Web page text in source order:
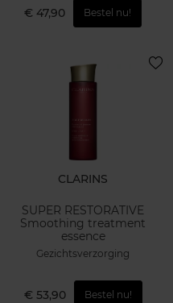
€ 47,90 Bestel nu!
CLARINS
SUPER RESTORATIVE
Smoothing treatment
essence
Gezichtsverzorging
€ 53,90 Bestel nu!